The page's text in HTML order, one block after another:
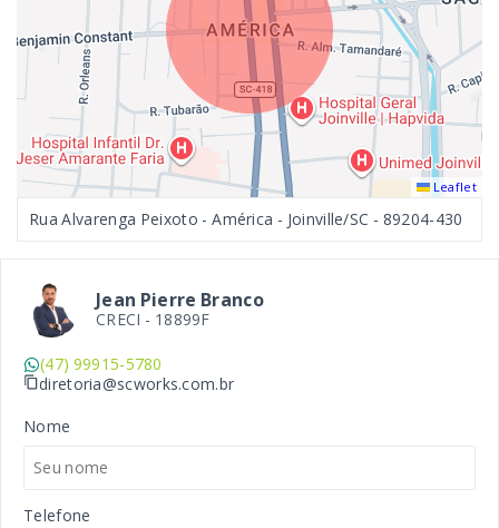
Leaflet
Rua Alvarenga Peixoto - América - Joinville/SC - 89204-430
Jean Pierre Branco
CRECI - 18899F
(47) 99915-5780
diretoria@scworks.com.br
Nome
Telefone